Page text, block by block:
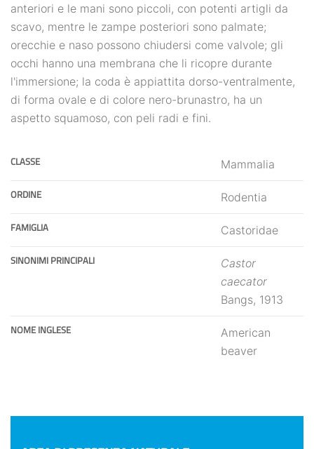
anteriori e le mani sono piccoli, con potenti artigli da
scavo, mentre le zampe posteriori sono palmate;
orecchie e naso possono chiudersi come valvole; gli
occhi hanno una membrana che li ricopre durante
l'immersione; la coda è appiattita dorso-ventralmente,
di forma ovale e di colore nero-brunastro, ha un
aspetto squamoso, con peli radi e fini.
CLASSE Mammalia
ORDINE Rodentia
FAMIGLIA Castoridae
SINONIMI PRINCIPALI
Castor
caecator
Bangs, 1913
NOME INGLESE
American
beaver